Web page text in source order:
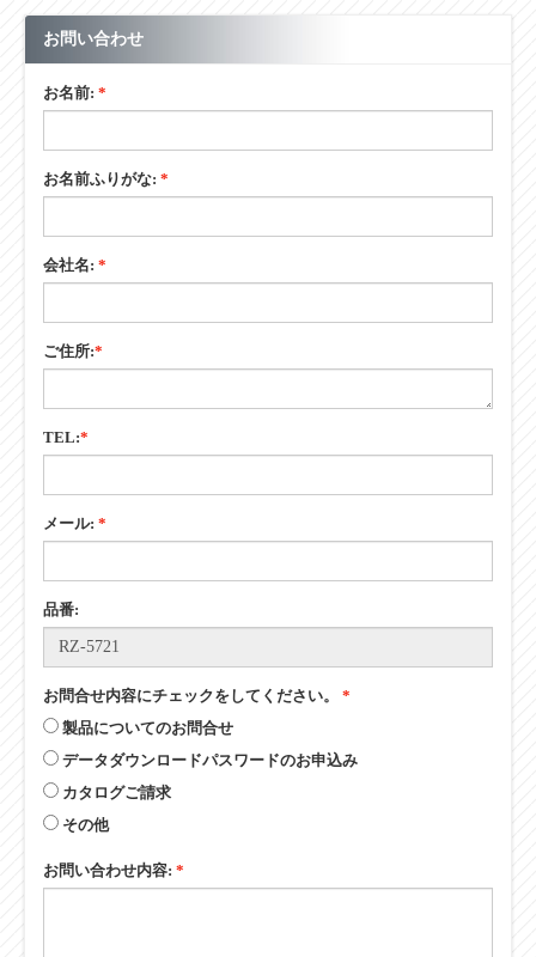
お問い合わせ
お名前: *
お名前ふりがな: *
会社名: *
ご住所:*
TEL:*
メール: *
品番:
お問合せ内容にチェックをしてください。 *
製品についてのお問合せ
データダウンロードパスワードのお申込み
カタログご請求
その他
お問い合わせ内容: *